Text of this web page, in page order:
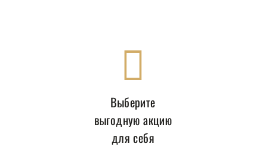
Выберите
выгодную акцию
для себя